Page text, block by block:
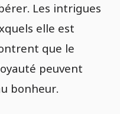
Les intrigues
elle est
que le
peuvent
bonheur.